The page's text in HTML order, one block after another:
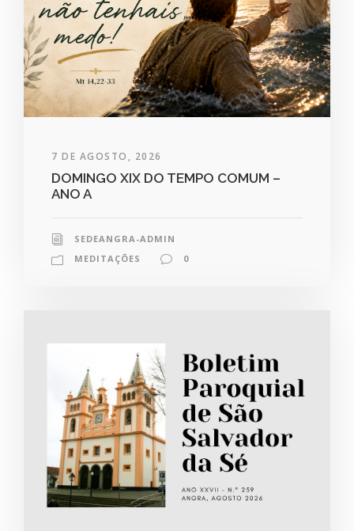
7 DE AGOSTO, 2026
DOMINGO XIX DO TEMPO COMUM –
ANO A
SEDEANGRA-ADMIN
MEDITAÇÕES
0